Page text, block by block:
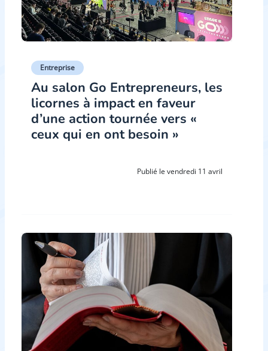
Entreprise
Au salon Go Entrepreneurs, les
licornes à impact en faveur
d’une action tournée vers «
ceux qui en ont besoin »
Publié le vendredi 11 avril